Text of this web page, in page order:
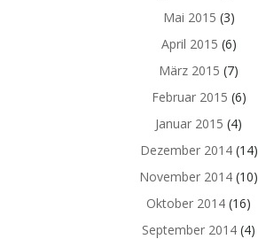
Mai 2015 (3)
April 2015 (6)
März 2015 (7)
Februar 2015 (6)
Januar 2015 (4)
Dezember 2014(14)
November 2014 (10)
Oktober 2014 (16)
September 2014 (4)